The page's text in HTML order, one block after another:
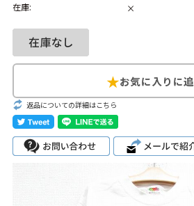
1 Tシャツ USA製
Search by Brandブランドから探
ラルフ ローレン
在庫:
×
返品についての詳細はこちら